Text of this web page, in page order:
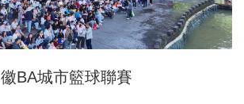
徽BA城市籃球聯賽